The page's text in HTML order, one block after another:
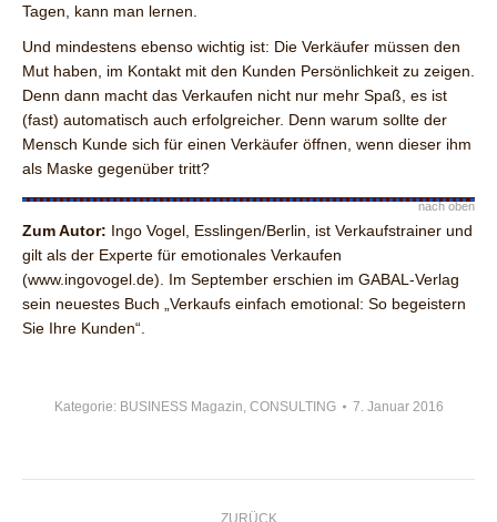
Tagen, kann man lernen.
Und mindestens ebenso wichtig ist: Die Verkäufer müssen den
Mut haben, im Kontakt mit den Kunden Persönlichkeit zu zeigen.
Denn dann macht das Verkaufen nicht nur mehr Spaß, es ist
(fast) automatisch auch erfolgreicher. Denn warum sollte der
Mensch Kunde sich für einen Verkäufer öffnen, wenn dieser ihm
als Maske gegenüber tritt?
nach oben
Zum Autor: Ingo Vogel, Esslingen/Berlin, ist Verkaufstrainer und
gilt als der Experte für emotionales Verkaufen
(www.ingovogel.de). Im September erschien im GABAL-Verlag
sein neuestes Buch „Verkaufs einfach emotional: So begeistern
Sie Ihre Kunden“.
Kategorie: BUSINESS Magazin, CONSULTING 7. Januar 2016
ZURÜCK